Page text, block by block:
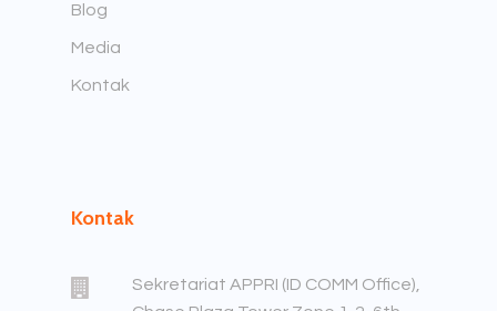
Blog
Media
Kontak
Kontak
Sekretariat APPRI (ID COMM Office),